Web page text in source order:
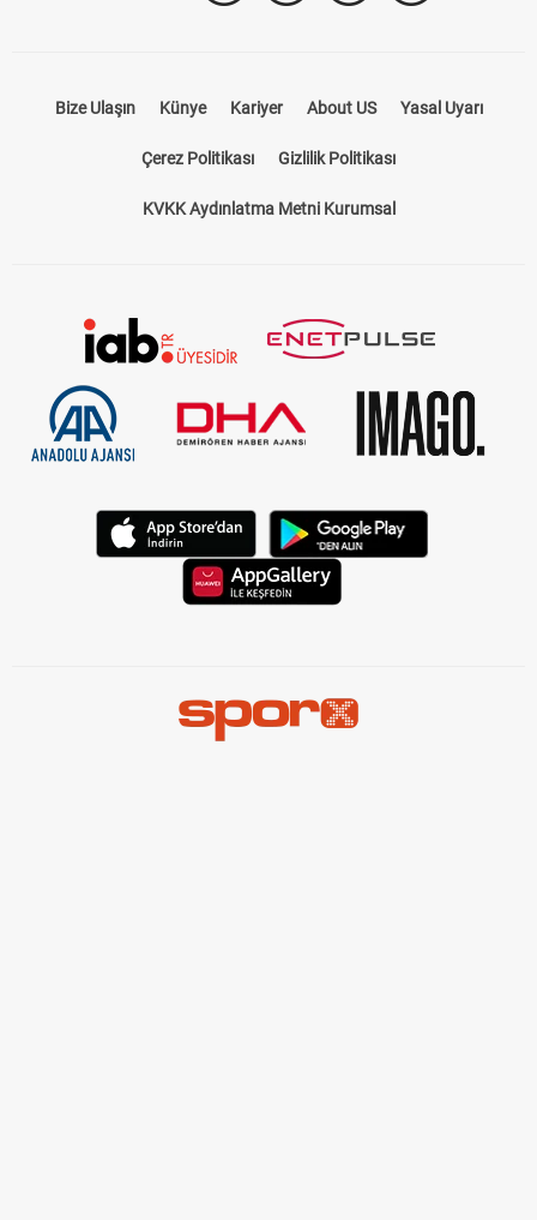
Bize Ulaşın Künye Kariyer About US Yasal Uyarı
Çerez Politikası Gizlilik Politikası
KVKK Aydınlatma Metni Kurumsal